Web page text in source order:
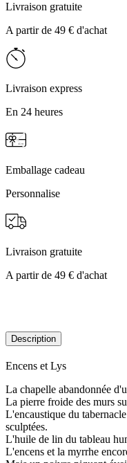
Livraison gratuite
A partir de 49 € d'achat
Livraison express
En 24 heures
Emballage cadeau
Personnalise
Livraison gratuite
A partir de 49 € d'achat
Description
Encens et Lys
La chapelle abandonnée
La pierre froide des murs
L'encaustique du
sculptées.
L'huile de lin du tableau
L'encens et la myrrhe